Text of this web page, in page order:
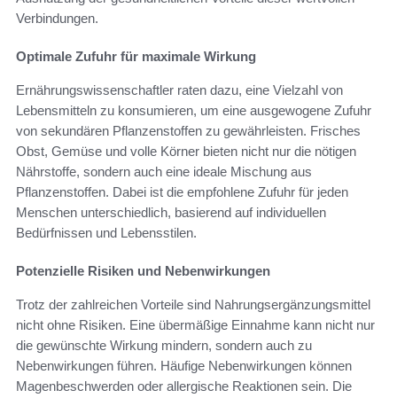
Verbindungen.
Optimale Zufuhr für maximale Wirkung
Ernährungswissenschaftler raten dazu, eine Vielzahl von
Lebensmitteln zu konsumieren, um eine ausgewogene Zufuhr
von sekundären Pflanzenstoffen zu gewährleisten. Frisches
Obst, Gemüse und volle Körner bieten nicht nur die nötigen
Nährstoffe, sondern auch eine ideale Mischung aus
Pflanzenstoffen. Dabei ist die empfohlene Zufuhr für jeden
Menschen unterschiedlich, basierend auf individuellen
Bedürfnissen und Lebensstilen.
Potenzielle Risiken und Nebenwirkungen
Trotz der zahlreichen Vorteile sind Nahrungsergänzungsmittel
nicht ohne Risiken. Eine übermäßige Einnahme kann nicht nur
die gewünschte Wirkung mindern, sondern auch zu
Nebenwirkungen führen. Häufige Nebenwirkungen können
Magenbeschwerden oder allergische Reaktionen sein. Die